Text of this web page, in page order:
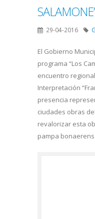
29-04-2016
El Gobierno
programa “Los
encuentro
Interpretación
presencia
ciudades obras
revalorizar esta
pampa